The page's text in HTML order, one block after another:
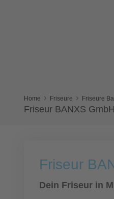
Home Friseure Friseure
Friseur BANXS
Friseur
Dein Friseur in